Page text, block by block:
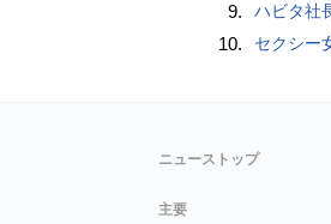
9. ハビタ社
10. セクシー
ニューストップ
主要